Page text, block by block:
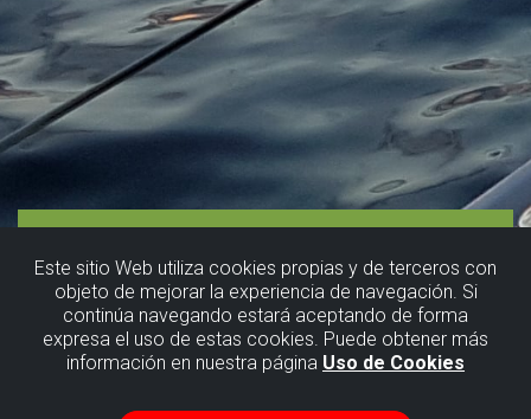
Este sitio Web utiliza cookies propias y de terceros con
objeto de mejorar la experiencia de navegación. Si
continúa navegando estará aceptando de forma
expresa el uso de estas cookies. Puede obtener más
información en nuestra página Uso de Cookies